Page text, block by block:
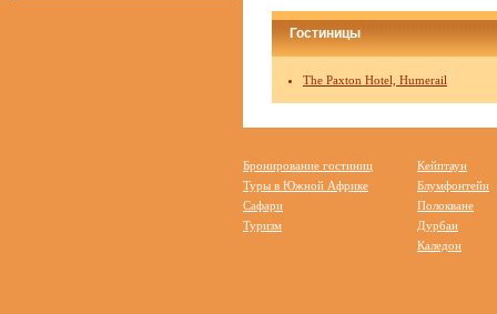
Гостиницы
The Paxton Hotel, Humerail
Бронирование гостиниц
Туры в Южной Африке
Сафари
Туризм
Кейптаун
Блумфонтейн
Полокване
Дурбан
Каледон